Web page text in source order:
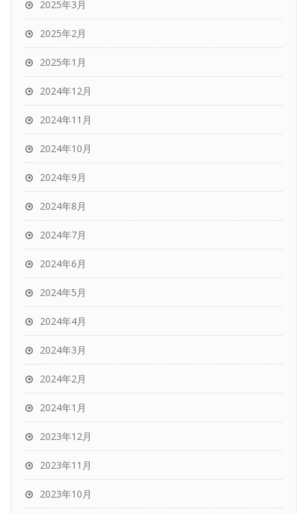
2025年3月
2025年2月
2025年1月
2024年12月
2024年11月
2024年10月
2024年9月
2024年8月
2024年7月
2024年6月
2024年5月
2024年4月
2024年3月
2024年2月
2024年1月
2023年12月
2023年11月
2023年10月